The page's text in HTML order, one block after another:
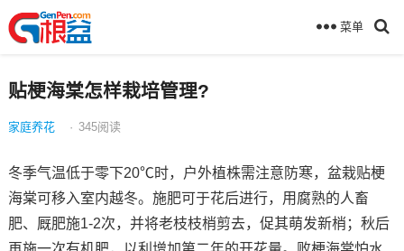
菜单
贴梗海棠怎样栽培管理?
家庭养花 · 345阅读
冬季气温低于零下20℃时，户外植株需注意防寒，盆栽贴梗
海棠可移入室内越冬。施肥可于花后进行，用腐熟的人畜
肥、厩肥施1-2次，并将老枝枝梢剪去，促其萌发新梢；秋后